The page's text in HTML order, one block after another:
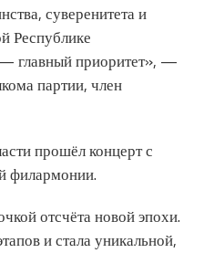
суверенитета и
Республике
— главный приоритет», —
партии, член
прошёл концерт с
филармонии.
отсчёта новой эпохи.
и стала уникальной,